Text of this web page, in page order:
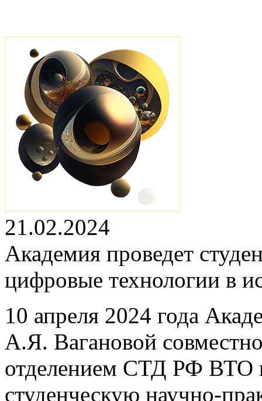
21.02.2024
Академия проведет
цифровые технологии в
10 апреля 2024 года
А.Я. Вагановой
отделением СТД РФ ВТО
студенческую научно-